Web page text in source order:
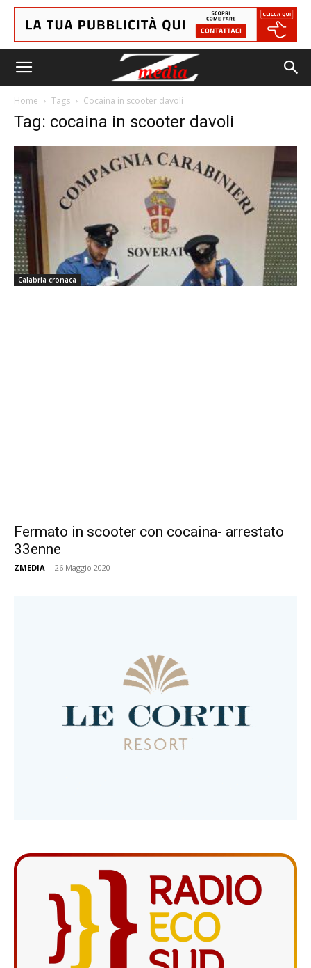
Home Tags Cocaina in scooter davoli
Tag: cocaina in scooter davoli
Calabria cronaca
Fermato in scooter con cocaina- arrestato
33enne
ZMEDIA - 26 Maggio 2020